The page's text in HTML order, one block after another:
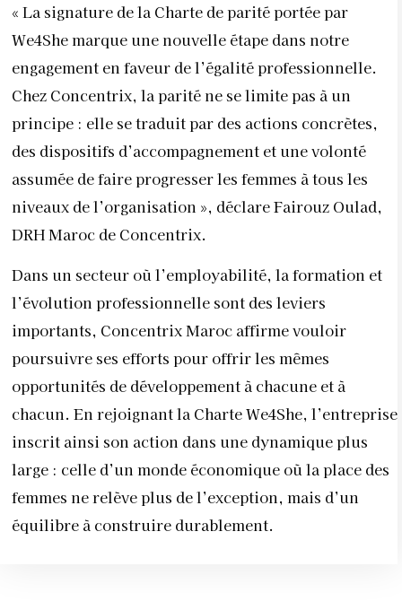
« La signature de la Charte de parité portée par
We4She marque une nouvelle étape dans notre
engagement en faveur de l’égalité professionnelle.
Chez Concentrix, la parité ne se limite pas à un
principe : elle se traduit par des actions concrètes,
des dispositifs d’accompagnement et une volonté
assumée de faire progresser les femmes à tous les
niveaux de l’organisation », déclare Fairouz Oulad,
DRH Maroc de Concentrix.
Dans un secteur où l’employabilité, la formation et
l’évolution professionnelle sont des leviers
importants, Concentrix Maroc affirme vouloir
poursuivre ses efforts pour offrir les mêmes
opportunités de développement à chacune et à
chacun. En rejoignant la Charte We4She, l’entreprise
inscrit ainsi son action dans une dynamique plus
large : celle d’un monde économique où la place des
femmes ne relève plus de l’exception, mais d’un
équilibre à construire durablement.